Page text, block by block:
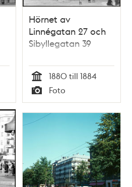
Hörnet av
Linnégatan 27 och
Sibyllegatan 39
Tid
1880 till 1884
Typ
Foto